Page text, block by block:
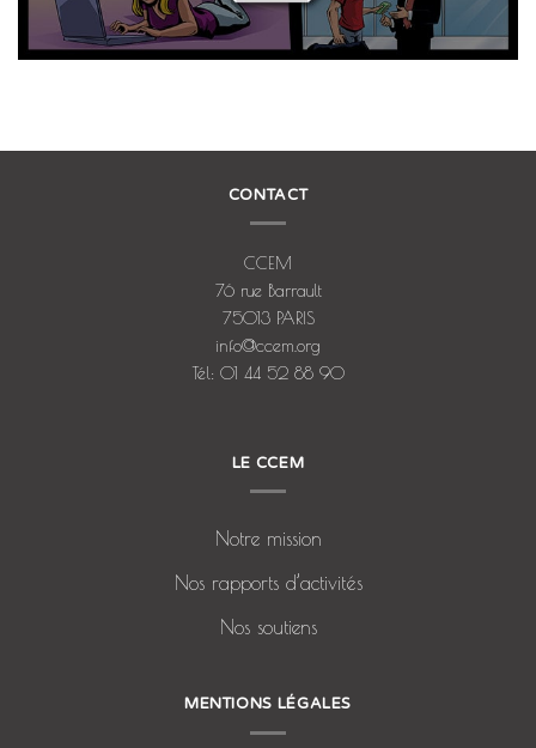
CONTACT
CCEM
76 rue Barrault
75013 PARIS
info@ccem.org
Tél: 01 44 52 88 90
LE CCEM
Notre mission
Nos rapports d’activités
Nos soutiens
MENTIONS LÉGALES